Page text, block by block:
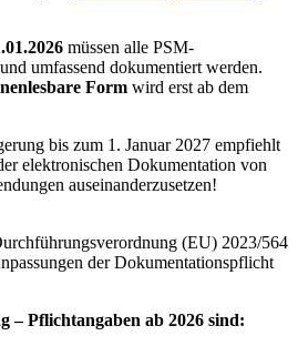
müssen alle PSM-
umfassend dokumentiert werden.
Form wird erst ab dem
bis zum 1. Januar 2027 empfiehlt
elektronischen Dokumentation von
auseinanderzusetzen!
(EU) 2023/564
der Dokumentationspflicht
– Pflichtangaben ab 2026 sind: